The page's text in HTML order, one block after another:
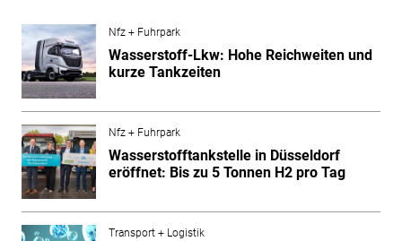
Nfz + Fuhrpark
Wasserstoff-Lkw: Hohe Reichweiten und
kurze Tankzeiten
Nfz + Fuhrpark
Wasserstofftankstelle in Düsseldorf
eröffnet: Bis zu 5 Tonnen H2 pro Tag
Transport + Logistik